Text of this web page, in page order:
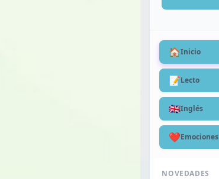
🏠Inicio
📝Lecto
🇬🇧Inglés
❤️Emociones
NOVEDADES